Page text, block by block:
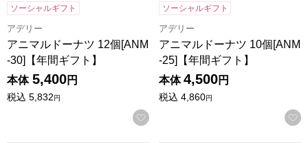
ソーシャルギフト
アデリー
アニマルドーナツ 12個[ANM
-30]【年間ギフト】
本体 5,400円
税込 5,832円
お気に入りに登録する
ソーシャルギフト
アデリー
アニマルドーナツ 10個[ANM
-25]【年間ギフト】
本体 4,500円
税込 4,860円